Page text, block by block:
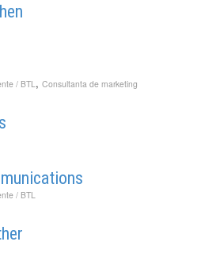
/ BTL , Consultanta de marketing
/ BTL